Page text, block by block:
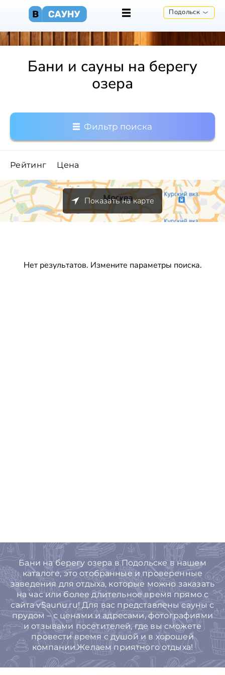
Подольск
Бани и сауны на берегу
озера
Фильтр поиска
Рейтинг Цена
Показать на карте
Нет результатов. Измените параметры поиска.
Бани на берегу озера в Подольске в нашем
каталоге, это отобранные и проверенные
заведения для отдыха, которые можно заказать
на час или более длительное время прямо с
сайта vSaunu.ru! Для вас представлены сауны с
прудом – с ценами и адресами, фотографиями
и отзывами посетителей, где вы сможете
провести время с душой и в хорошей
компании.Желаем приятного отдыха!